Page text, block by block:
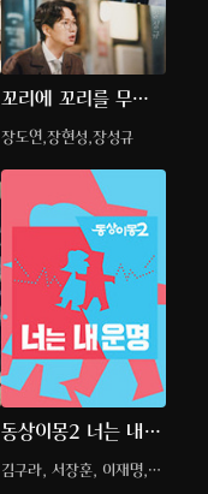
꼬리에 꼬리를 무는
그날 이야기
장도연,장현성,장성규
동상이몽2 너는 내운
명
김구라, 서장훈, 이재명,